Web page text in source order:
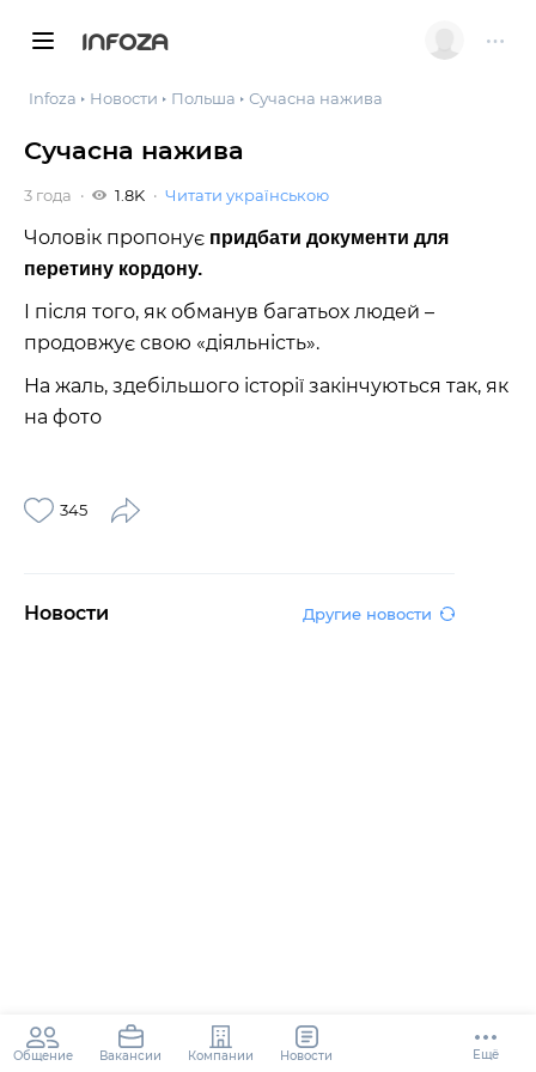
INFOZA
Infoza Новости Польша Сучасна нажива
Сучасна нажива
3 года 1.8K Читати українською
Чоловік пропонує придбати документи для
перетину кордону.
І після того, як обманув багатьох людей –
продовжує свою «діяльність».
На жаль, здебільшого історії закінчуються так, як
на фото
345
Новости Другие новости
Общение Вакансии Компании Новости Ещё